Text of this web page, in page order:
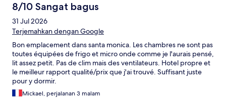
8/10 Sangat bagus
31 Jul 2026
Terjemahkan dengan Google
Bon emplacement dans santa monica. Les chambres ne sont pas
toutes équipées de frigo et micro onde comme je l'aurais pensé,
lit assez petit. Pas de clim mais des ventilateurs. Hotel propre et
le meilleur rapport qualité/prix que j'ai trouvé. Suffisant juste
pour y dormir.
Mickael, perjalanan 3 malam